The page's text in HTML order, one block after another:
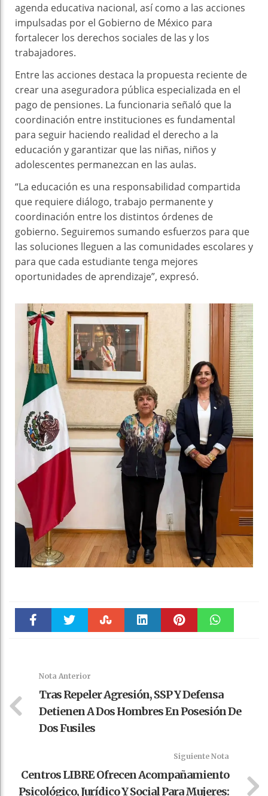
agenda educativa nacional, así como a las acciones
impulsadas por el Gobierno de México para
fortalecer los derechos sociales de las y los
trabajadores.
Entre las acciones destaca la propuesta reciente de
crear una aseguradora pública especializada en el
pago de pensiones. La funcionaria señaló que la
coordinación entre instituciones es fundamental
para seguir haciendo realidad el derecho a la
educación y garantizar que las niñas, niños y
adolescentes permanezcan en las aulas.
“La educación es una responsabilidad compartida
que requiere diálogo, trabajo permanente y
coordinación entre los distintos órdenes de
gobierno. Seguiremos sumando esfuerzos para que
las soluciones lleguen a las comunidades escolares y
para que cada estudiante tenga mejores
oportunidades de aprendizaje”, expresó.
Nota Anterior
Tras Repeler Agresión, SSP Y Defensa
Detienen A Dos Hombres En Posesión De
Dos Fusiles
Siguiente Nota
Centros LIBRE Ofrecen Acompañamiento
Psicológico, Jurídico Y Social Para Mujeres: